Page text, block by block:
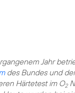
Jahr
des Bundes und
Härtetest im O2